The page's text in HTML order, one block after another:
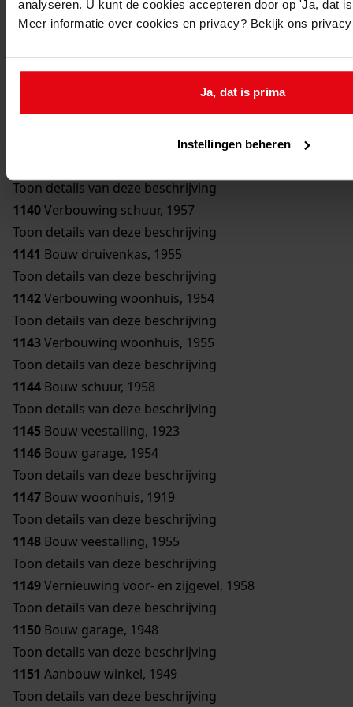
analyseren. U kunt de cookies accepteren door op 'Ja, dat
Meer informatie over cookies en privacy? Bekijk ons
Ja, dat is prima
Instellingen beheren
Toon details van deze beschrijving
1136Bouw bergplaats, 1950
Toon details van deze beschrijving
1137Bouw schuur, 1951
Toon details van deze beschrijving
Toon details van deze beschrijving
Toon details van deze beschrijving
1140Verbouwing schuur, 1957
Toon details van deze beschrijving
1141 Bouw druivenkas, 1955
Toon details van deze beschrijving
1142Verbouwing woonhuis, 1954
Toon details van deze beschrijving
1143Verbouwing woonhuis, 1955
Toon details van deze beschrijving
1144 Bouw schuur, 1958
Toon details van deze beschrijving
1145 Bouw veestalling, 1923
1146 Bouw garage, 1954
Toon details van deze beschrijving
1147 Bouw woonhuis, 1919
Toon details van deze beschrijving
1148 Bouw veestalling, 1955
Toon details van deze beschrijving
1149Vernieuwing voor- en zijgevel, 1958
Toon details van deze beschrijving
1150 Bouw garage, 1948
Toon details van deze beschrijving
1151 Aanbouw winkel, 1949
Toon details van deze beschrijving